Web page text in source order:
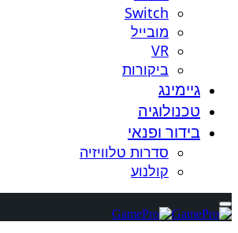
Switch
מובייל
VR
ביקורות
גיימינג
טכנולוגיה
בידור ופנאי
סדרות טלוויזיה
קולנוע